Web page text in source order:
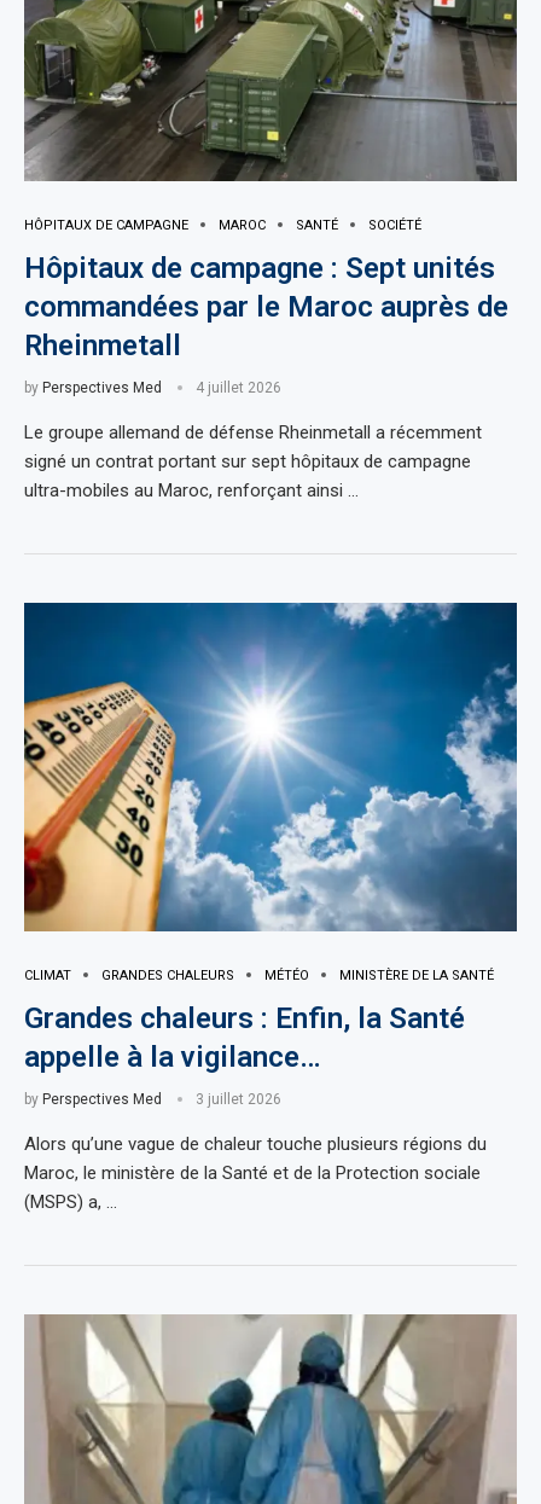
HÔPITAUX DE CAMPAGNE MAROC SANTÉ SOCIÉTÉ
Hôpitaux de campagne : Sept unités
commandées par le Maroc auprès de
Rheinmetall
by Perspectives Med 4 juillet 2026
Le groupe allemand de défense Rheinmetall a récemment
signé un contrat portant sur sept hôpitaux de campagne
ultra-mobiles au Maroc, renforçant ainsi …
CLIMAT GRANDES CHALEURS MÉTÉO MINISTÈRE DE LA SANTÉ
Grandes chaleurs : Enfin, la Santé
appelle à la vigilance…
by Perspectives Med 3 juillet 2026
Alors qu’une vague de chaleur touche plusieurs régions du
Maroc, le ministère de la Santé et de la Protection sociale
(MSPS) a, …